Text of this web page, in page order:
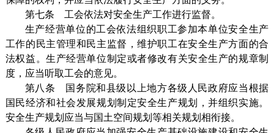
第七条 工会依法对安全生产工作进行监督。
生产经营单位的工会依法组织职工参加本单位安全生产
工作的民主管理和民主监督，维护职工在安全生产方面的合
法权益。生产经营单位制定或者修改有关安全生产的规章制
度，应当听取工会的意见。
第八条 国务院和县级以上地方各级人民政府应当根据
国民经济和社会发展规划制定安全生产规划，并组织实施。
安全生产规划应当与国土空间规划等相关规划相衔接。